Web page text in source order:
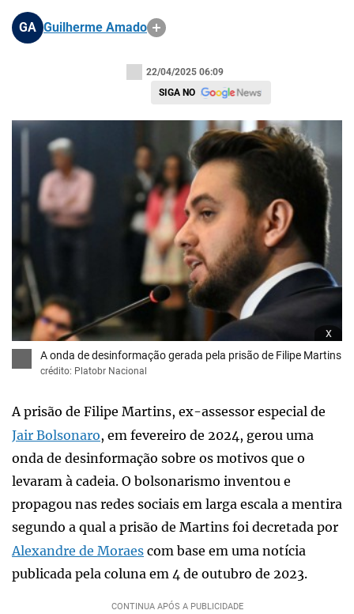
GA Guilherme Amado
22/04/2025 06:09
SIGA NO
x
A onda de desinformação gerada pela prisão de Filipe Martins
crédito: Platobr Nacional
A prisão de Filipe Martins, ex-assessor especial de
Jair Bolsonaro, em fevereiro de 2024, gerou uma
onda de desinformação sobre os motivos que o
levaram à cadeia. O bolsonarismo inventou e
propagou nas redes sociais em larga escala a mentira
segundo a qual a prisão de Martins foi decretada por
Alexandre de Moraes com base em uma notícia
publicada pela coluna em 4 de outubro de 2023.